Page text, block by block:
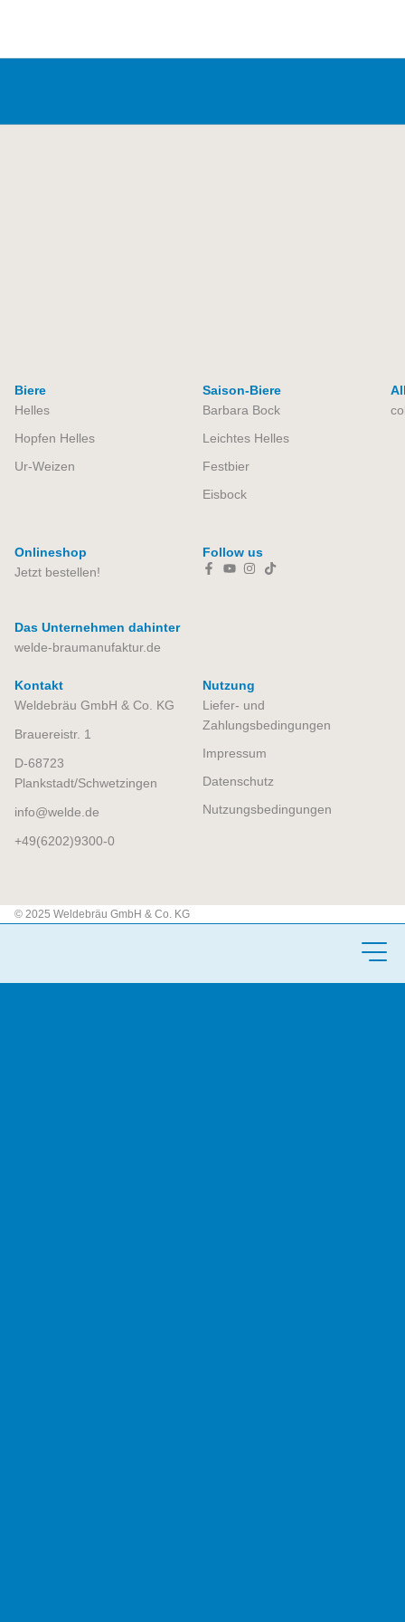
Biere
Helles
Hopfen Helles
Ur-Weizen
Saison-Biere
Barbara Bock
Leichtes Helles
Festbier
Eisbock
Onlineshop
Jetzt bestellen!
Follow us
Das Unternehmen dahinter
welde-braumanufaktur.de
Kontakt
Weldebräu GmbH & Co. KG
Brauereistr. 1
D-68723
Plankstadt/Schwetzingen
info
welde.de
+49(6202)9300-0
Nutzung
Liefer- und
Zahlungsbedingungen
Impressum
Datenschutz
Nutzungsbedingungen​
© 2025 Weldebräu GmbH & Co. KG